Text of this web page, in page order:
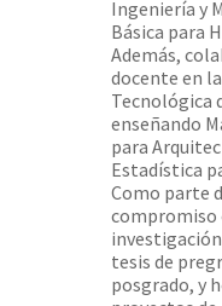
Ingeniería y
Básica para
Además,
docente en
Tecnológica
enseñando
para
Estadística
Como parte
compromiso
tesis de
posgrado, y